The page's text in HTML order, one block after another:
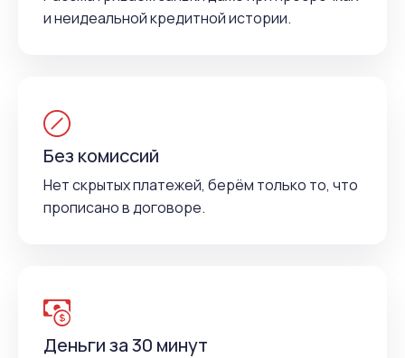
и неидеальной кредитной истории.
Без комиссий
Нет скрытых платежей, берём только то, что
прописано в договоре.
Деньги за 30 минут